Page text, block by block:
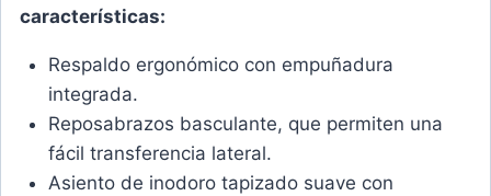
características:
Respaldo ergonómico con empuñadura
integrada.
Reposabrazos basculante, que permiten una
fácil transferencia lateral.
Asiento de inodoro tapizado suave con